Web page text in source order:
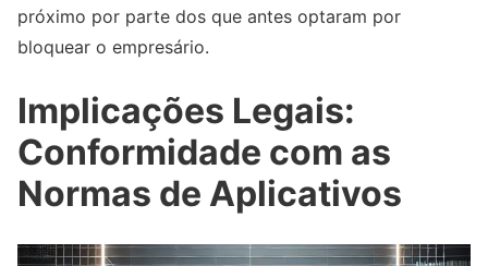
próximo por parte dos que antes optaram por
bloquear o empresário.
Implicações Legais:
Conformidade com as
Normas de Aplicativos